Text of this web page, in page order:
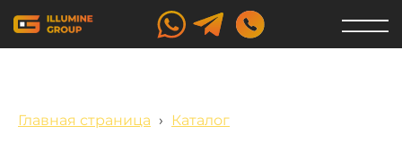
Главная страница › Каталог